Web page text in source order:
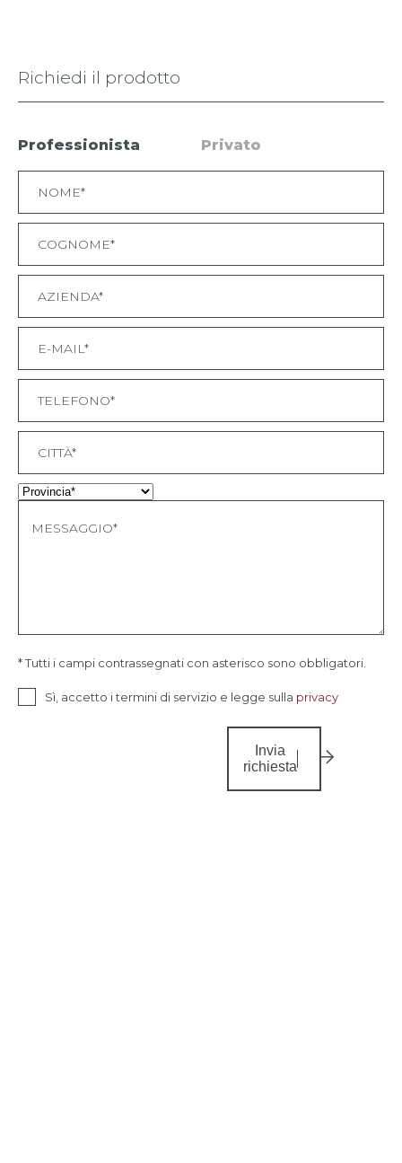
Richiedi il prodotto
Professionista Privato
* Tutti i campi contrassegnati con asterisco sono obbligatori.
Sì, accetto i termini di servizio e legge sulla privacy
Invia
richiesta